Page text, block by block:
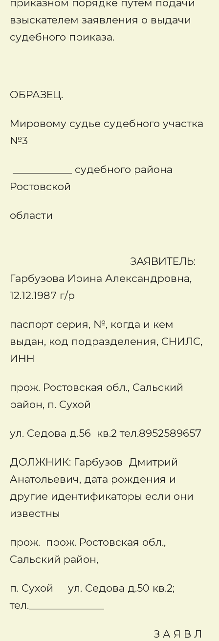
приказном порядке путем подачи
взыскателем заявления о выдачи
судебного приказа.
ОБРАЗЕЦ.
Мировому судье судебного участка
№3
судебного района
Ростовской
области
ЗАЯВИТЕЛЬ:
Гарбузова Ирина Александровна,
12.12.1987 г/р
паспорт серия, №, когда и кем
выдан, код подразделения, СНИЛС,
ИНН
прож. Ростовская обл., Сальский
район, п. Сухой
ул. Седова д.56 кв.2 тел.8952589657
ДОЛЖНИК: Гарбузов Дмитрий
Анатольевич, дата рождения и
другие идентификаторы если они
известны
прож. прож. Ростовская обл.,
Сальский район,
п. Сухой ул. Седова д.50 кв.2;
тел.______________
З А Я В Л